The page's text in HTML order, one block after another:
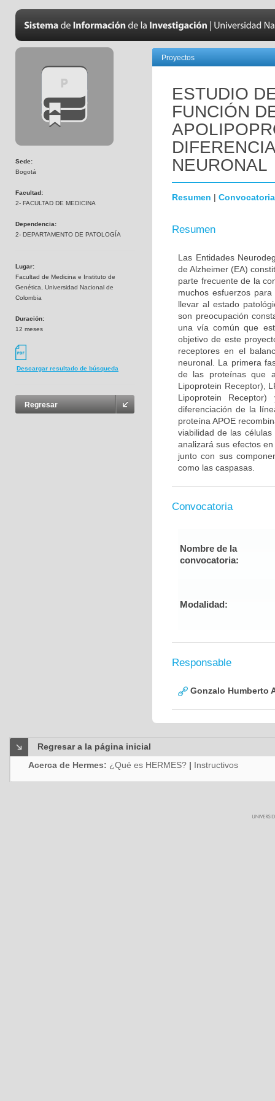
Sede:
Bogotá
Facultad:
2- FACULTAD DE MEDICINA
Dependencia:
2- DEPARTAMENTO DE PATOLOGÍA
Lugar:
Facultad de Medicina e Instituto de
Genética, Universidad Nacional de
Colombia
Duración:
12 meses
Descargar resultado de búsqueda
Regresar
Proyectos
ESTUDIO
FUNCIÓN
NEURONAL
Resumen | Convocatoria
Resumen
Las Entidades
de Alzheimer (EA)
parte frecuente de la
muchos esfuerzos
llevar al estado
son preocupación
una vía común que
objetivo de este
receptores en el
neuronal. La primera
de las proteínas que
Lipoprotein Receptor),
Lipoprotein
diferenciación de la
proteína APOE
viabilidad de las
analizará sus efectos
junto con sus
como las caspasas.
Convocatoria
Nombre de la
convocatoria:
Modalidad:
Responsable
Gonzalo Humberto
Regresar a la página inicial
Acerca de Hermes: ¿Qué es HERMES? | Instructivos